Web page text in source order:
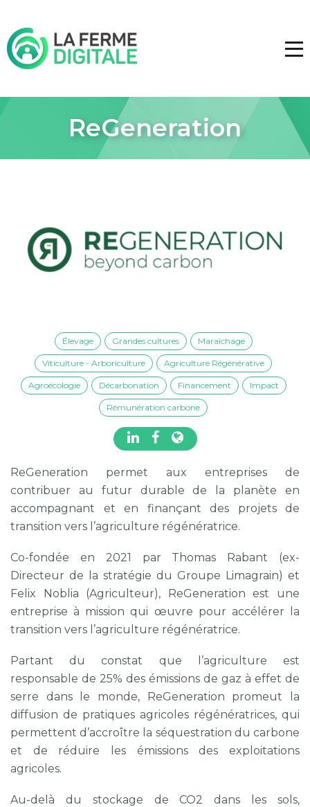
ReGeneration
Élevage Grandes cultures Maraîchage
Viticulture - Arboriculture Agriculture Régénérative
Agroécologie Décarbonation Financement Impact
Rémunération carbone
ReGeneration permet aux entreprises de
contribuer au futur durable de la planète en
accompagnant et en finançant des projets de
transition vers l’agriculture régénératrice.
Co-fondée en 2021 par Thomas Rabant (ex-
Directeur de la stratégie du Groupe Limagrain) et
Felix Noblia (Agriculteur), ReGeneration est une
entreprise à mission qui œuvre pour accélérer la
transition vers l’agriculture régénératrice.
Partant du constat que l’agriculture est
responsable de 25% des émissions de gaz à effet de
serre dans le monde, ReGeneration promeut la
diffusion de pratiques agricoles régénératrices, qui
permettent d’accroître la séquestration du carbone
et de réduire les émissions des exploitations
agricoles.
Au-delà du stockage de CO2 dans les sols,